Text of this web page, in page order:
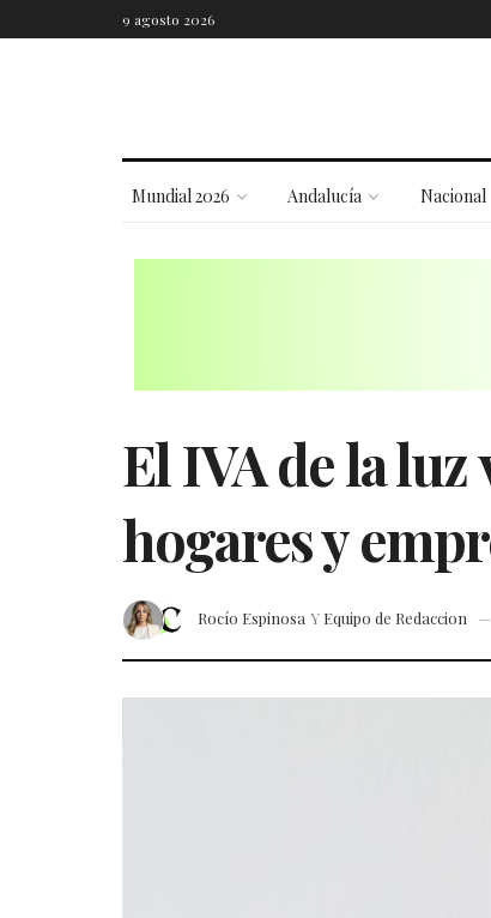
9 agosto 2026
Mundial 2026 Andalucía Nacional
El IVA de la luz
hogares y
Rocío Espinosa Y Equipo de Redaccion